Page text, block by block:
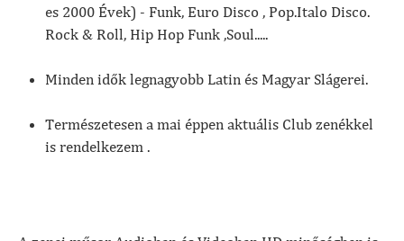
es 2000 Évek) - Funk, Euro Disco , Pop.Italo Disco.
Rock & Roll, Hip Hop Funk ,Soul.....
Minden idők legnagyobb Latin és Magyar Slágerei.
Természetesen a mai éppen aktuális Club zenékkel
is rendelkezem .